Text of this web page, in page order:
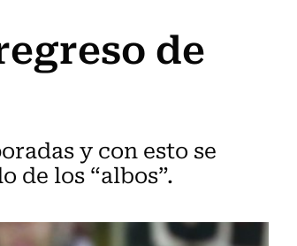
de
y con esto se
de los “albos”.